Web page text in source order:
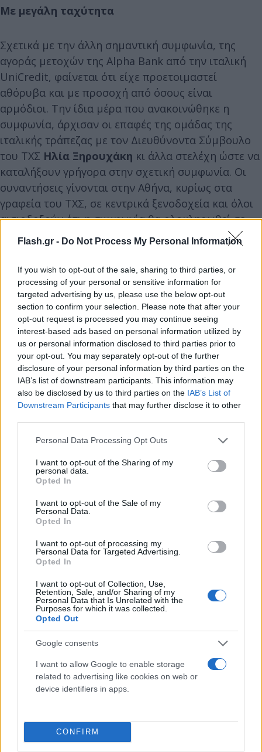
Flash.gr - Do Not Process My Personal Information
If you wish to opt-out of the sale, sharing to third parties, or
processing of your personal or sensitive information for
targeted advertising by us, please use the below opt-out
section to confirm your selection. Please note that after your
opt-out request is processed you may continue seeing
interest-based ads based on personal information utilized by
us or personal information disclosed to third parties prior to
your opt-out. You may separately opt-out of the further
disclosure of your personal information by third parties on the
IAB’s list of downstream participants. This information may
also be disclosed by us to third parties on the IAB’s List of
Downstream Participants that may further disclose it to other
Please note that this website/app uses one or more Google
not limited to your visit or usage behaviour. You may click to
grant or deny consent to Google and its third-party tags to
use your data for below specified purposes in below Google
consent section.
Personal Data Processing Opt Outs
I want to opt-out of the Sharing of my
personal data.
Opted In
I want to opt-out of the Sale of my
Personal Data.
Opted In
I want to opt-out of processing my
Personal Data for Targeted Advertising.
Opted In
I want to opt-out of Collection, Use,
Retention, Sale, and/or Sharing of my
Personal Data that Is Unrelated with the
Purposes for which it was collected.
Opted Out
Google consents
I want to allow Google to enable storage
related to advertising like cookies on web or
device identifiers in apps.
CONFIRM
Με μεγάλη ταχύτητα
Σχετικά με την άλλη σημαντική συμφωνία, της
αγοράς μετοχών της Alpha Bank από την ιταλική
UniCredit, φαίνεται ότι είχε προετοιμαστεί
αθόρυβα και με προσοχή από όσους είναι
αρμόδιοι. Την ίδια μέρα που ανακοινώθηκε η
συμφωνία, άρχισαν οι επαφές της ομάδας της
ιταλικής τράπεζας με τον Διευθύνοντα Σύμβουλο
του ΤΧΣ Ηλία Ξηρουχάκη κι άλλα στελέχη ώστε να
καταλήξουν γρήγορα στην σχετική συμφωνία. Οι
συναντήσεις γίνονται στην Αθήνα, κυρίως στα
γραφεία του ΤΧΣ, σε κεντρικά ξενοδοχεία και όλοι
αισιοδοξούν ότι η συμφωνία θα ολοκληρωθεί σε
χρόνο ρεκόρ για τα δεδομένα της δουλειάς, σε ένα
μήνα. Είναι ενδεικτικό ότι δύο μέρες μετά την
ανακοίνωση έχουν προσληφθεί οι σύμβουλοι του
ΤΧΣ, όπως προβλέπεται από τη νομοθεσία κι όλα
κινούνται γρήγορα.
Αθήνα, αφόρητη πόλη
Στο συνέδριο της Prodexpo ακούστηκε μία άποψη
που θα πρέπει να κινητοποιήσει τους αρμόδιους
φορείς. OΔημήτρης Ανδριόπουλος , διευθύνων
σημαντικούς κινδύνους είναι η καθημερινότητα
που έχουμε δημιουργήσει στην πόλη. Μια
καθημερινότητα που δεν αντέχεται αλλά δεν
μπροστά μας. Ο ίδιος δήλωσε πως δεν είναι
βιώσιμη και εκτίμησε ότι τα επόμενα δύο χρόνια η
χώρα θα αντιμετωπίσει δυσκολίες στην
προσέλκυση ξένων επενδύσεων. Επίσης, έθιξε το
να υλοποιήσουν τον τεράστιο όγκο ανεκτέλεστων
έργων.
Έσπευσε να κλείσει την Βασιλίσσης Όλγας
Εξέλιξη υπάρχει στο θέμα της Βασιλίσσης Όλγας.
Μετά τις δηλώσεις του νέου Δημάρχου Αθηναίων
ξανανοίξει τον δρόμο– έτρεξε η υπουργός
ΠολιτισμούΛίνα Μενδώνη